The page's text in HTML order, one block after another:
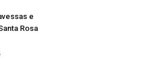
e
Rosa